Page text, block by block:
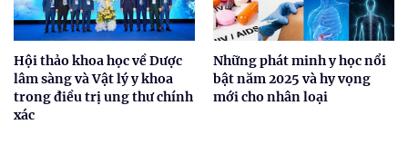
Hội thảo khoa học về Dược
lâm sàng và Vật lý y khoa
trong điều trị ung thư chính
xác
Những phát minh y học nổi
bật năm 2025 và hy vọng
mới cho nhân loại